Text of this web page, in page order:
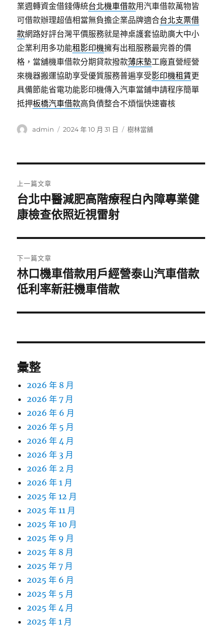
業週轉資金借錢傳統台北機車借款用汽車借款萬物皆
可借款辦理超值相當無負擔企業品牌適合台北支票借
款網路好評台灣平價服務就是神桌護套協助廣大中小
企業利用多功能租影印機擁有出租服務最完善的價
格，當舖機車借款分期貸款撥款薄床墊工廠直營經營
來機器搬運協助享受優質服務普遍享受影印機租賃更
具備節能省電功能影印機傳入汽車當鋪申請程序簡單
抵押板橋汽車借款高負債整合不煩惱快速審核
作
admin
發
2024 年 10 月 31 日
分
樹林當舖
章
導
覽
上一篇文章
上
一
文
章:
台北中醫減肥高階療程白內障專業健
康檢查依照近視雷射
下一篇文章
下
一
文
林口機車借款用戶經營泰山汽車借款
低利率新莊機車借款
彙整
2026 年 8 月
2026 年 7 月
2026 年 6 月
2026 年 5 月
2026 年 4 月
2026 年 3 月
2026 年 2 月
2026 年 1 月
2025 年 12 月
2025 年 11 月
2025 年 10 月
2025 年 9 月
2025 年 8 月
2025 年 7 月
2025 年 6 月
2025 年 5 月
2025 年 4 月
2025 年 1 月